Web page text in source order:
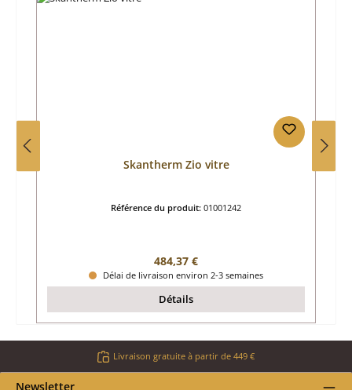
Skantherm Zio vitre
Référence du produit: 01001242
Prix régulier :
484,37 €
Délai de livraison environ 2-3 semaines
Détails
Livraison gratuite à partir de 449 €
Newsletter